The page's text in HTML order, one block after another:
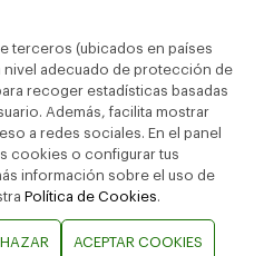
terceros (ubicados en países
nivel adecuado de protección de
recoger estadísticas basadas
Además, facilita mostrar
a redes sociales. En el panel
cookies o configurar tus
información sobre el uso de
Política de Cookies.
ACEPTAR COOKIES
legales
Todos los derechos reservados